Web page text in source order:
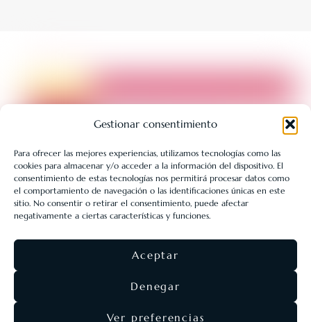
Gestionar consentimiento
Para ofrecer las mejores experiencias, utilizamos tecnologías como las
cookies para almacenar y/o acceder a la información del dispositivo. El
consentimiento de estas tecnologías nos permitirá procesar datos como
el comportamiento de navegación o las identificaciones únicas en este
sitio. No consentir o retirar el consentimiento, puede afectar
negativamente a ciertas características y funciones.
Aceptar
Denegar
Ver preferencias
LIBRERÍA UNIVERSITARIA LEÓN 1980 SLL ha sido beneficiaria
de Fondos Europeos, cuyo objetivo es la mejora de la
competitividad de las PYMES, y gracias al cual ha puesto en
marcha un Plan de Acción con el objetivo de reforzar la
digitalización y la competitividad de las pymes durante el año
2025. Para ello ha contado con el apoyo del Programa Pyme
Digital de la Cámara de Comercio de León.